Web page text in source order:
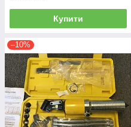
Купити
–10%